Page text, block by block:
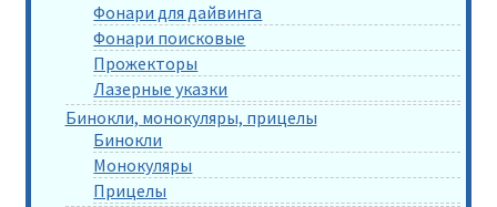
Фонари для дайвинга
Фонари поисковые
Прожекторы
Лазерные указки
Бинокли, монокуляры, прицелы
Бинокли
Монокуляры
Прицелы